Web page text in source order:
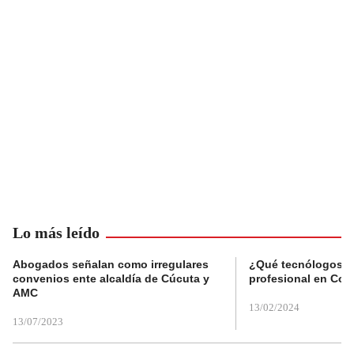
Lo más leído
Abogados señalan como irregulares
convenios ente alcaldía de Cúcuta y
AMC
13/07/2023
¿Qué tecnólogos
profesional en
13/02/2024